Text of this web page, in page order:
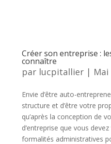
Créer son entreprise :
connaître
par lucpitallier| Mai
Envie d’être auto-
structure et d’être votre
qu’après la conception de
d’entreprise que vous
formalités administratives